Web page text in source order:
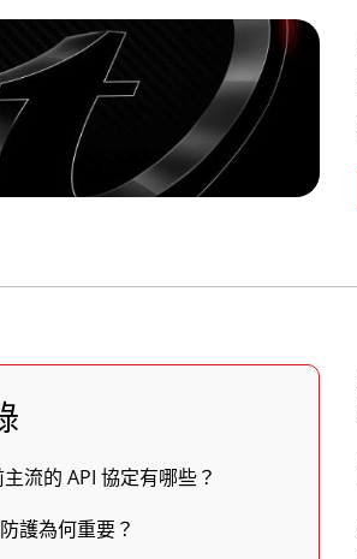
主流的 API 協定有哪些？
護為何重要？